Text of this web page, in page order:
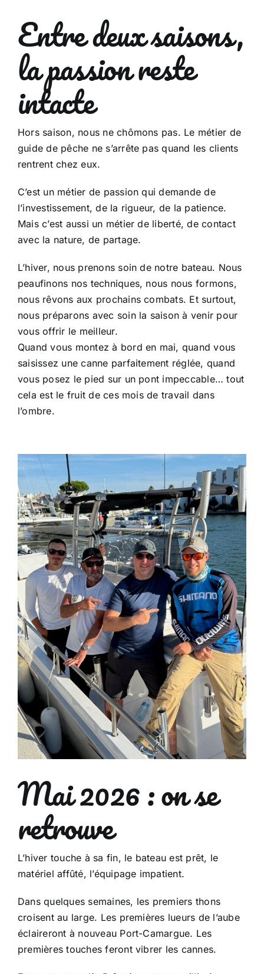
Entre deux saisons,
la passion reste
intacte
Hors saison, nous ne chômons pas. Le métier de
guide de pêche ne s’arrête pas quand les clients
rentrent chez eux.
C’est un métier de passion qui demande de
l’investissement, de la rigueur, de la patience.
Mais c’est aussi un métier de liberté, de contact
avec la nature, de partage.
L’hiver, nous prenons soin de notre bateau. Nous
peaufinons nos techniques, nous nous formons,
nous rêvons aux prochains combats. Et surtout,
nous préparons avec soin la saison à venir pour
vous offrir le meilleur.
Quand vous montez à bord en mai, quand vous
saisissez une canne parfaitement réglée, quand
vous posez le pied sur un pont impeccable… tout
cela est le fruit de ces mois de travail dans
l’ombre.
Mai 2026 : on se
retrouve
L’hiver touche à sa fin, le bateau est prêt, le
matériel affûté, l’équipage impatient.
Dans quelques semaines, les premiers thons
croisent au large. Les premières lueurs de l’aube
éclaireront à nouveau Port-Camargue. Les
premières touches feront vibrer les cannes.